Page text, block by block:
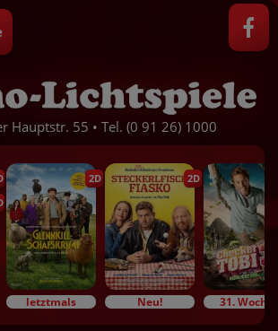
Hauptstr. 55 • Tel. (0 91 26) 1000
2D
letztmals
2D
Neu! 31. Woche!